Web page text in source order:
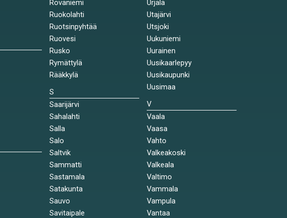
Rovaniemi
Ruokolahti
Ruotsinpyhtää
Ruovesi
Rusko
Rymättylä
Rääkkylä
S
Saarijärvi
Sahalahti
Salla
Salo
Saltvik
Sammatti
Sastamala
Satakunta
Sauvo
Savitaipale
Urjala
Utajärvi
Utsjoki
Uukuniemi
Uurainen
Uusikaarlepyy
Uusikaupunki
Uusimaa
V
Vaala
Vaasa
Vahto
Valkeakoski
Valkeala
Valtimo
Vammala
Vampula
Vantaa